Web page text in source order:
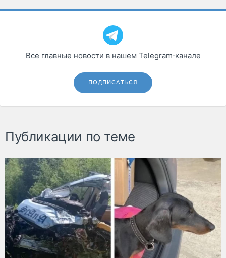
Все главные новости в нашем Telegram‑канале
ПОДПИСАТЬСЯ
Публикации по теме